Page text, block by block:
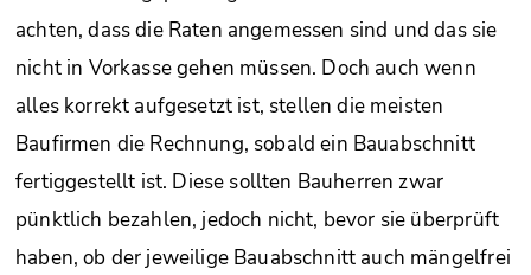
achten, dass die Raten angemessen sind und das sie
nicht in Vorkasse gehen müssen. Doch auch wenn
alles korrekt aufgesetzt ist, stellen die meisten
Baufirmen die Rechnung, sobald ein Bauabschnitt
fertiggestellt ist. Diese sollten Bauherren zwar
pünktlich bezahlen, jedoch nicht, bevor sie überprüft
haben, ob der jeweilige Bauabschnitt auch mängelfrei